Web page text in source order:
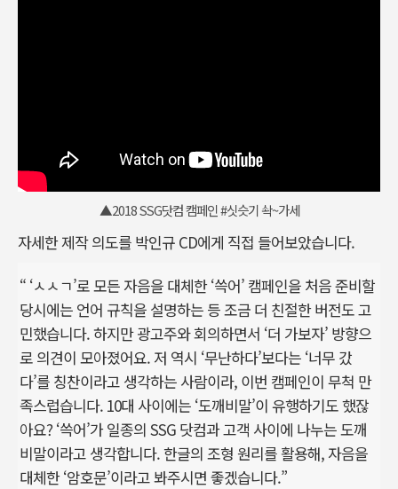
▲2018 SSG닷컴 캠페인 #싯슷기 솩~가세
자세한 제작 의도를 박인규 CD에게 직접 들어보았습니다.
“ ‘ㅅㅅㄱ’로 모든 자음을 대체한 ‘쓱어’ 캠페인을 처음 준비할
당시에는 언어 규칙을 설명하는 등 조금 더 친절한 버전도 고
민했습니다. 하지만 광고주와 회의하면서 ‘더 가보자’ 방향으
로 의견이 모아졌어요. 저 역시 ‘무난하다’보다는 ‘너무 갔
다’를 칭찬이라고 생각하는 사람이라, 이번 캠페인이 무척 만
족스럽습니다. 10대 사이에는 ‘도깨비말’이 유행하기도 했잖
아요? ‘쓱어’가 일종의 SSG 닷컴과 고객 사이에 나누는 도깨
비말이라고 생각합니다. 한글의 조형 원리를 활용해, 자음을
대체한 ‘암호문’이라고 봐주시면 좋겠습니다.”